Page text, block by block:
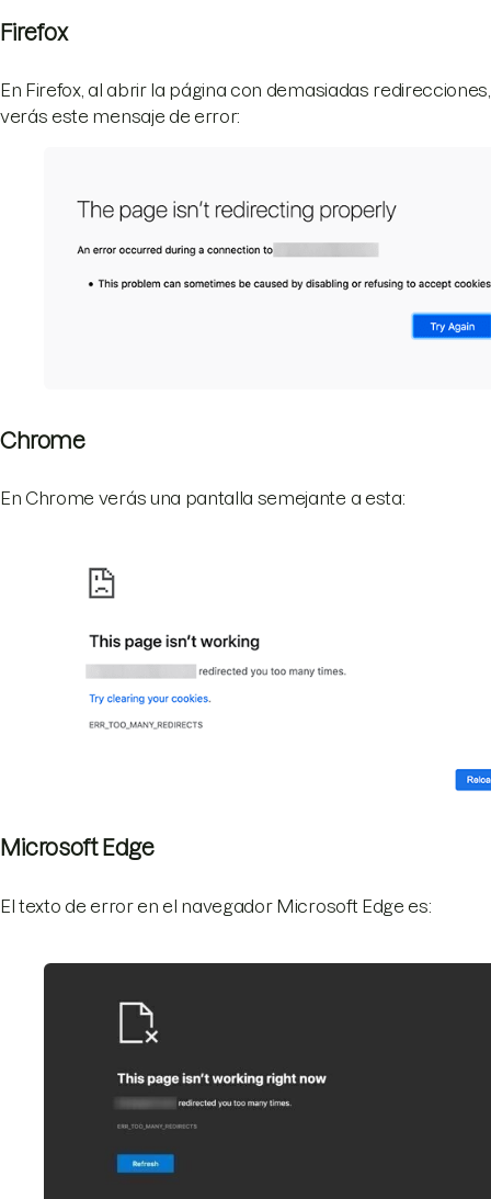
Firefox
En Firefox, al abrir la página con demasiadas redirecciones,
verás este mensaje de error:
Chrome
En Chrome verás una pantalla semejante a esta:
Microsoft Edge
El texto de error en el navegador Microsoft Edge es: